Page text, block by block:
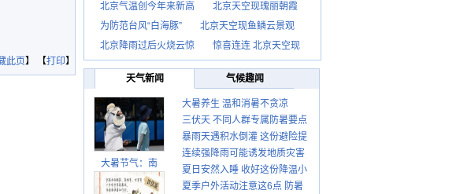
此页】 【打印】
北京气温创今年来新高
北京天空现瑰丽朝霞
为防范台风“白海豚”
北京天空现鱼鳞云景观
北京降雨过后火烧云惊
惊喜连连 北京天空现
天气新闻 气候趣闻
大暑节气：南
大暑养生 温和消暑不贪凉
三伏天 不同人群专属防暑要点
请收好
暴雨天遇积水倒灌 这份避险提
示请收好
连续强降雨可能诱发地质灾害
这些前兆要知道
夏日安然入睡 收好这份降温小
贴士
夏季户外活动注意这6点 防暑